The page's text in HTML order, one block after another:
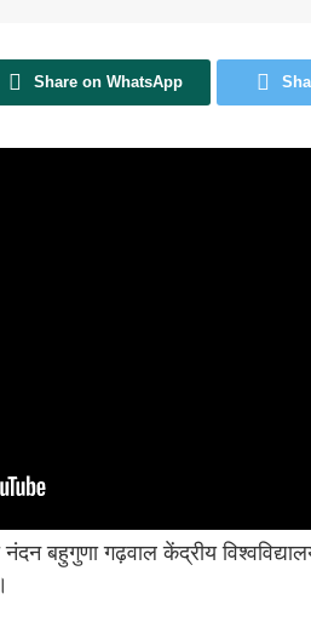
Share on WhatsApp
बहुगुणा गढ़वाल केंद्रीय